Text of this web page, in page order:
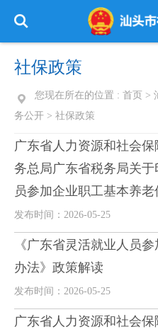
社保政策
您现在所在的位置 : 首页 >
务公开 > 社保政策
广东省人力资源和社会
务总局广东省税务局关
员参加企业职工基本养
发布时间：2026-05-25
《广东省灵活就业人员
办法》政策解读
发布时间：2026-05-25
广东省人力资源和社会